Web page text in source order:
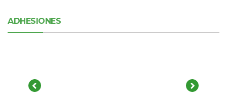
ADHESIONES